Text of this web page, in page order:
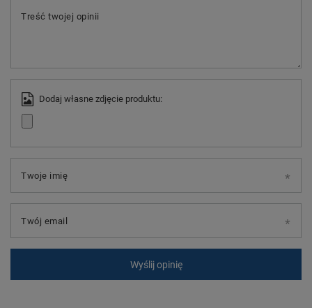
Treść twojej opinii
Dodaj własne zdjęcie produktu:
Twoje imię
Twój email
Wyślij opinię